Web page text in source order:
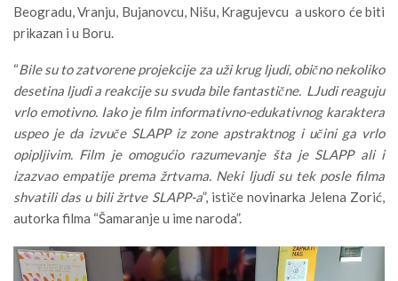
Beogradu, Vranju, Bujanovcu, Nišu, Kragujevcu a uskoro će biti
prikazan i u Boru.
“Bile su to zatvorene projekcije za uži krug ljudi, obično nekoliko
desetina ljudi a reakcije su svuda bile fantastične. LJudi reaguju
vrlo emotivno. Iako je film informativno-edukativnog karaktera
uspeo je da izvuče SLAPP iz zone apstraktnog i učini ga vrlo
opipljivim. Film je omogućio razumevanje šta je SLAPP ali i
izazvao empatije prema žrtvama. Neki ljudi su tek posle filma
shvatili das u bili žrtve SLAPP-a”, ističe novinarka Jelena Zorić,
autorka filma “Šamaranje u ime naroda”.